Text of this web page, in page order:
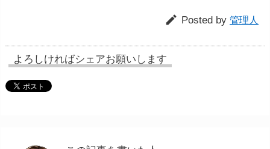
 Posted by 管理人
よろしければシェアお願いします